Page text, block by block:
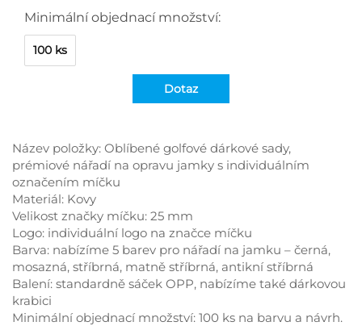
Minimální objednací množství:
100 ks
Dotaz
Název položky: Oblíbené golfové dárkové sady,
prémiové nářadí na opravu jamky s individuálním
označením míčku
Materiál: Kovy
Velikost značky míčku: 25 mm
Logo: individuální logo na značce míčku
Barva: nabízíme 5 barev pro nářadí na jamku – černá,
mosazná, stříbrná, matně stříbrná, antikní stříbrná
Balení: standardně sáček OPP, nabízíme také dárkovou
krabici
Minimální objednací množství: 100 ks na barvu a návrh.